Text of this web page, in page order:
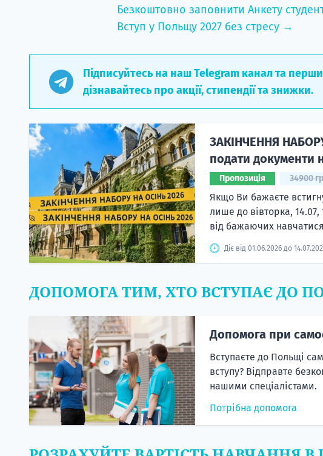
Безкоштовно заповнити Анкету
Вступ у Польщу 2027 без стресу →
Підписуйтесь на наш Telegram канал та
дізнавайтесь про акції, стипендії та знижки.
ЗАКІНЧЕННЯ
подати документи
Пропозиція 34900
Якщо Ви бажаєте
лише до вівторка,
від бажаючих
Діє від 01.06.2026 до
ДОПОМОГА ТИМ, ХТО ВСТУПАЄ ДО
Допомога при
Вступаєте до Польщі
вступу? Відправте
нашими спеціалістами.
Потрібна допомога